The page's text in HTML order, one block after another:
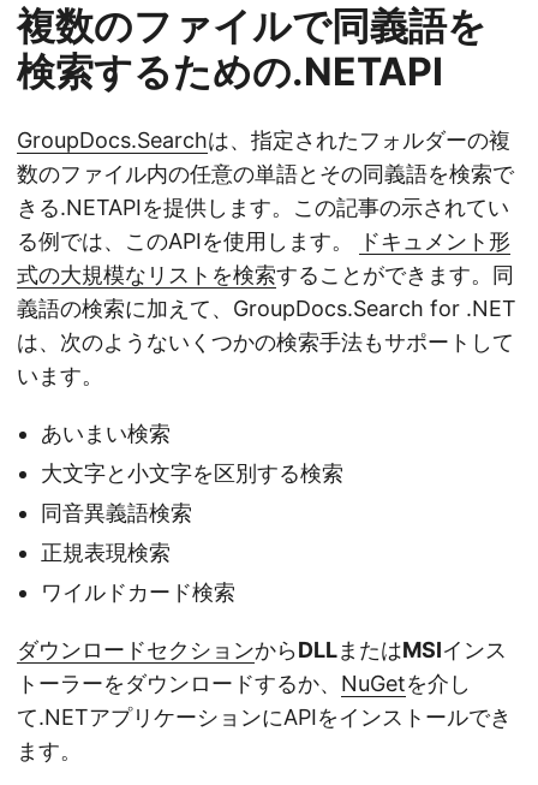
複数のファイルで同義語を
検索するための.NETAPI
GroupDocs.Searchは、指定されたフォルダーの複
数のファイル内の任意の単語とその同義語を検索で
きる.NETAPIを提供します。この記事の示されてい
る例では、このAPIを使用します。
ドキュメント形
式の大規模なリストを検索することができます。同
義語の検索に加えて、GroupDocs.Search for .NET
は、次のようないくつかの検索手法もサポートして
います。
あいまい検索
大文字と小文字を区別する検索
同音異義語検索
正規表現検索
ワイルドカード検索
ダウンロードセクションからDLLまたはMSIインス
トーラーをダウンロードするか、 NuGetを介し
て.NETアプリケーションにAPIをインストールでき
ます。